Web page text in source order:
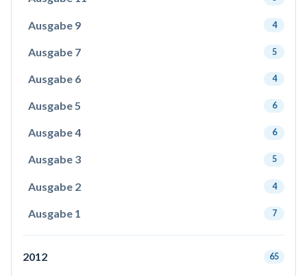
Ausgabe 9 4
Ausgabe 7 5
Ausgabe 6 4
Ausgabe 5 6
Ausgabe 4 6
Ausgabe 3 5
Ausgabe 2 4
Ausgabe 1 7
2012 65